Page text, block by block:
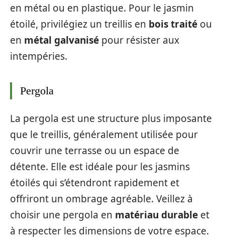
en métal ou en plastique. Pour le jasmin
étoilé, privilégiez un treillis en bois traité ou
en métal galvanisé pour résister aux
intempéries.
Pergola
La pergola est une structure plus imposante
que le treillis, généralement utilisée pour
couvrir une terrasse ou un espace de
détente. Elle est idéale pour les jasmins
étoilés qui s’étendront rapidement et
offriront un ombrage agréable. Veillez à
choisir une pergola en matériau durable et
à respecter les dimensions de votre espace.